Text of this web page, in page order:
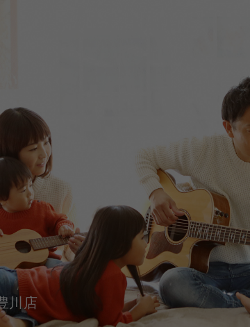
川店